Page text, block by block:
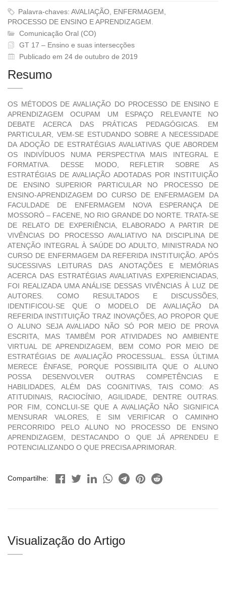
Palavra-chaves: AVALIAÇÃO, ENFERMAGEM,
PROCESSO DE ENSINO E APRENDIZAGEM.
Comunicação Oral (CO)
GT 17 – Ensino e suas intersecções
Publicado em 24 de outubro de 2019
Resumo
OS MÉTODOS DE AVALIAÇÃO DO PROCESSO DE ENSINO E
APRENDIZAGEM OCUPAM UM ESPAÇO RELEVANTE NO
DEBATE ACERCA DAS PRÁTICAS PEDAGÓGICAS. EM
PARTICULAR, VEM-SE ESTUDANDO SOBRE A NECESSIDADE
DA ADOÇÃO DE ESTRATÉGIAS AVALIATIVAS QUE ABORDEM
OS INDIVÍDUOS NUMA PERSPECTIVA MAIS INTEGRAL E
FORMATIVA. DESSE MODO, REFLETIR SOBRE AS
ESTRATÉGIAS DE AVALIAÇÃO ADOTADAS POR INSTITUIÇÃO
DE ENSINO SUPERIOR PARTICULAR NO PROCESSO DE
ENSINO-APRENDIZAGEM DO CURSO DE ENFERMAGEM DA
FACULDADE DE ENFERMAGEM NOVA ESPERANÇA DE
MOSSORÓ – FACENE, NO RIO GRANDE DO NORTE. TRATA-SE
DE RELATO DE EXPERIÊNCIA, ELABORADO A PARTIR DE
VIVÊNCIAS DO PROCESSO AVALIATIVO NA DISCIPLINA DE
ATENÇÃO INTEGRAL À SAÚDE DO ADULTO, MINISTRADA NO
CURSO DE ENFERMAGEM DA REFERIDA INSTITUIÇÃO. APÓS
SUCESSIVAS LEITURAS DAS ANOTAÇÕES E MEMÓRIAS
ACERCA DAS ESTRATÉGIAS AVALIATIVAS EXPERIENCIADAS,
FOI REALIZADA UMA ANÁLISE DESSAS VIVÊNCIAS À LUZ DE
AUTORES. COMO RESULTADOS E DISCUSSÕES,
IDENTIFICOU-SE QUE O MODELO DE AVALIAÇÃO DA
REFERIDA INSTITUIÇÃO TRAZ INOVAÇÕES, AO PROPOR QUE
O ALUNO SEJA AVALIADO NÃO SÓ POR MEIO DE PROVA
ESCRITA, MAS TAMBÉM POR ATIVIDADES NO AMBIENTE
VIRTUAL DE APRENDIZAGEM, BEM COMO POR MEIO DE
ESTRATÉGIAS DE AVALIAÇÃO PROCESSUAL. ESSA ÚLTIMA
MERECE ÊNFASE, PORQUE POSSIBILITA QUE O ALUNO
POSSA DESENVOLVER OUTRAS COMPETÊNCIAS E
HABILIDADES, ALÉM DAS COGNITIVAS, TAIS COMO: AS
ATITUDINAIS, RACIOCÍNIO, AGILIDADE, DENTRE OUTRAS.
POR FIM, CONCLUI-SE QUE A AVALIAÇÃO NÃO SIGNIFICA
MENSURAR VALORES, E SIM VERIFICAR O CAMINHO
PERCORRIDO PELO ALUNO NO PROCESSO DE ENSINO
APRENDIZAGEM, DESTACANDO O QUE JÁ APRENDEU E
POTENCIALIZANDO O QUE PRECISA APRIMORAR.
Compartilhe:
Visualização do Artigo